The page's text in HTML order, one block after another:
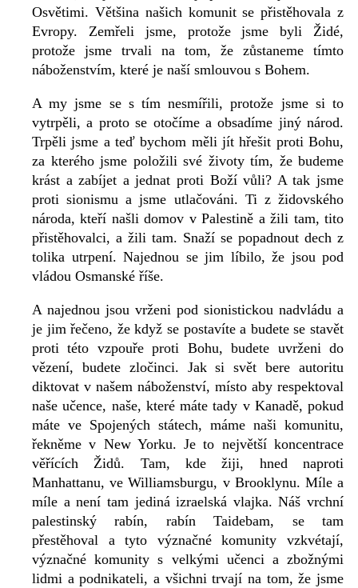
Osvětimi. Většina našich komunit se přistěhovala z
Evropy. Zemřeli jsme, protože jsme byli Židé,
protože jsme trvali na tom, že zůstaneme tímto
náboženstvím, které je naší smlouvou s Bohem.
A my jsme se s tím nesmířili, protože jsme si to
vytrpěli, a proto se otočíme a obsadíme jiný národ.
Trpěli jsme a teď bychom měli jít hřešit proti Bohu,
za kterého jsme položili své životy tím, že budeme
krást a zabíjet a jednat proti Boží vůli? A tak jsme
proti sionismu a jsme utlačováni. Ti z židovského
národa, kteří našli domov v Palestině a žili tam, tito
přistěhovalci, a žili tam. Snaží se popadnout dech z
tolika utrpení. Najednou se jim líbilo, že jsou pod
vládou Osmanské říše.
A najednou jsou vrženi pod sionistickou nadvládu a
je jim řečeno, že když se postavíte a budete se stavět
proti této vzpouře proti Bohu, budete uvrženi do
vězení, budete zločinci. Jak si svět bere autoritu
diktovat v našem náboženství, místo aby respektoval
naše učence, naše, které máte tady v Kanadě, pokud
máte ve Spojených státech, máme naši komunitu,
řekněme v New Yorku. Je to největší koncentrace
věřících Židů. Tam, kde žiji, hned naproti
Manhattanu, ve Williamsburgu, v Brooklynu. Míle a
míle a není tam jediná izraelská vlajka. Náš vrchní
palestinský rabín, rabín Taidebam, se tam
přestěhoval a tyto význačné komunity vzkvétají,
význačné komunity s velkými učenci a zbožnými
lidmi a podnikateli, a všichni trvají na tom, že jsme